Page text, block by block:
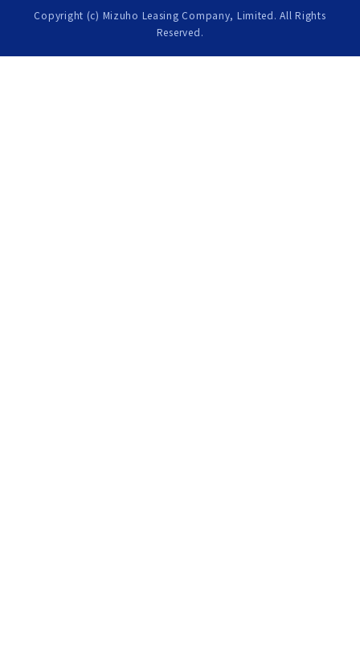
Copyright (c) Mizuho Leasing Company, Limited. All Rights
Reserved.